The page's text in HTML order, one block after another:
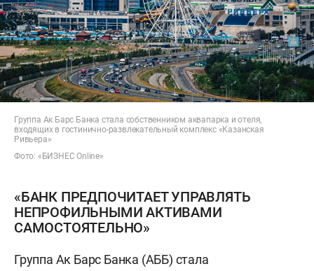
Группа Ак Барс Банка стала собственником аквапарка и отеля,
входящих в гостинично-развлекательный комплекс «Казанская
Ривьера»
Фото: «БИЗНЕС Online»
«БАНК ПРЕДПОЧИТАЕТ УПРАВЛЯТЬ
НЕПРОФИЛЬНЫМИ АКТИВАМИ
САМОСТОЯТЕЛЬНО»
Группа Ак Барс Банка (АББ) стала